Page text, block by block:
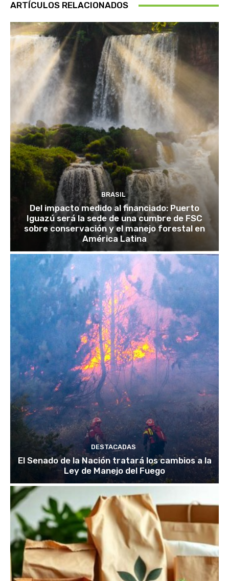
ARTÍCULOS RELACIONADOS
BRASIL
Del impacto medido al financiado: Puerto
Iguazú será la sede de una cumbre de FSC
sobre conservación y el manejo forestal en
América Latina
DESTACADAS
El Senado de la Nación tratará los cambios a la
Ley de Manejo del Fuego